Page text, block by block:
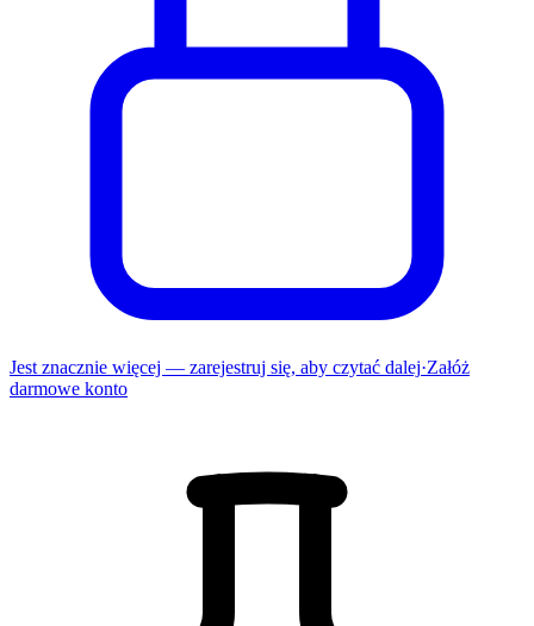
Jest znacznie więcej — zarejestruj się, aby czytać dalej·Załóż
darmowe konto